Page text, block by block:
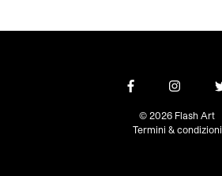
© 2026 Flash Art
Termini & condizioni